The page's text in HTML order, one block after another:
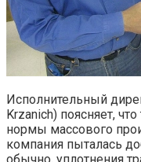
Исполнительный
Krzanich) поясняет,
нормы массового
компания пыталась